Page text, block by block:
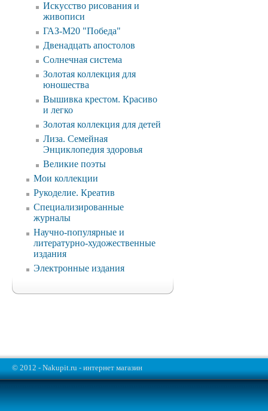
Искусcтво рисования и
живописи
ГАЗ-М20 "Победа"
Двенадцать апостолов
Солнечная система
Золотая коллекция для
юношества
Вышивка крестом. Красиво
и легко
Золотая коллекция для детей
Лиза. Семейная
Энциклопедия здоровья
Великие поэты
Мои коллекции
Рукоделие. Креатив
Специализированные
журналы
Научно-популярные и
литературно-художественные
издания
Электронные издания
© 2012 - Nakupit.ru - интернет магазин